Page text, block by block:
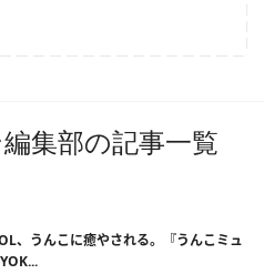
集部の記事一覧
、うんこに癒やされる。『うんこミュ